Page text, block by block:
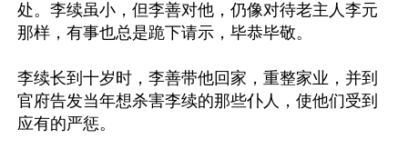
处。李续虽小，但李善对他，仍像对待老主人李元
那样，有事也总是跪下请示，毕恭毕敬。
李续长到十岁时，李善带他回家，重整家业，并到
官府告发当年想杀害李续的那些仆人，使他们受到
应有的严惩。